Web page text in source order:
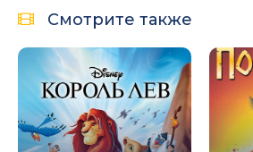
Смотрите также